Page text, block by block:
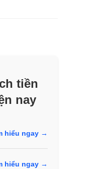
tiền
nay
hiểu ngay →
hiểu ngay →